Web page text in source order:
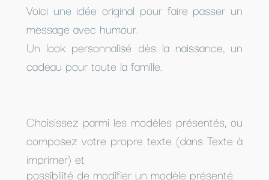
Voici une idée original pour faire passer un
message avec humour.
Un look personnalisé dès la naissance, un
cadeau pour toute la famille.
Choisissez parmi les modèles présentés, ou
composez votre propre texte (dans Texte à
imprimer) et
possibilité de modifier un modèle présenté.